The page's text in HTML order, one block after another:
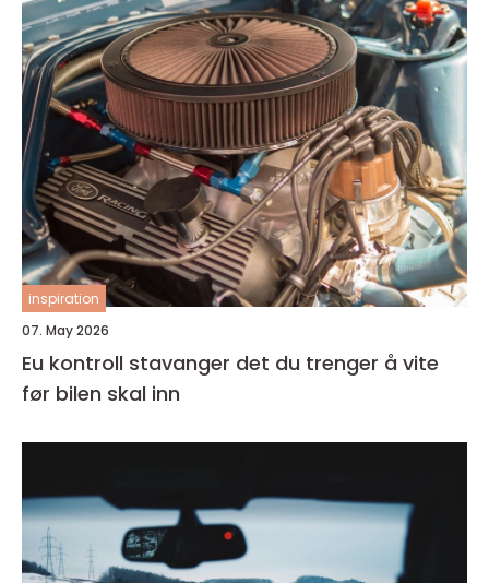
inspiration
07. May 2026
Eu kontroll stavanger det du trenger å vite
før bilen skal inn